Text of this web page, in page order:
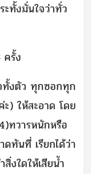
ะทั้งมั่นใจว่าทั่ว
ครั้ง
ทั้งตัว ทุกซอกทุก
) ให้สะอาด โดย
ทวารหนักหรือ
ดทันที่ เรียกได้ว่า
งใดให้เสียน้ำ